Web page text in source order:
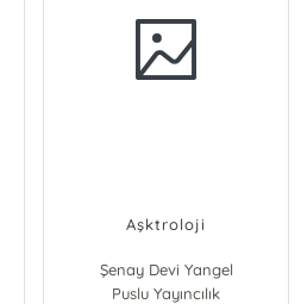
Aşktroloji
Şenay Devi Yangel
Puslu Yayıncılık